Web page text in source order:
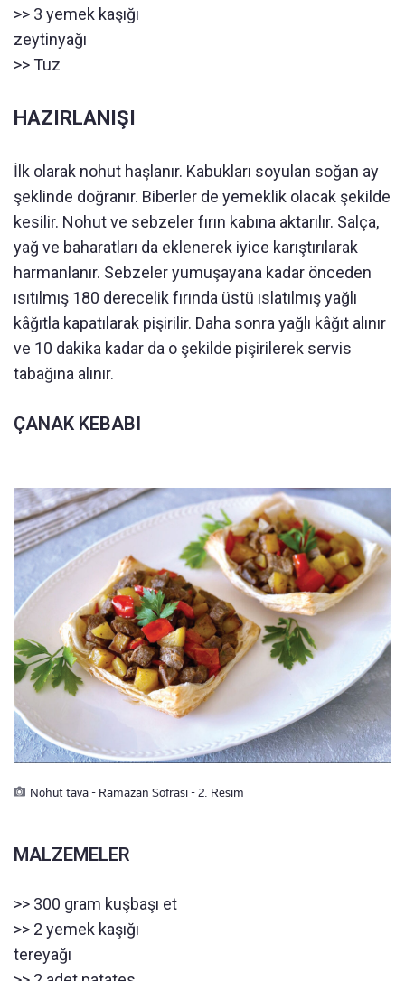
>> 3 yemek kaşığı
zeytinyağı
>> Tuz
HAZIRLANIŞI
İlk olarak nohut haşlanır. Kabukları soyulan soğan ay
şeklinde doğranır. Biberler de yemeklik olacak şekilde
kesilir. Nohut ve sebzeler fırın kabına aktarılır. Salça,
yağ ve baharatları da eklenerek iyice karıştırılarak
harmanlanır. Sebzeler yumuşayana kadar önceden
ısıtılmış 180 derecelik fırında üstü ıslatılmış yağlı
kâğıtla kapatılarak pişirilir. Daha sonra yağlı kâğıt alınır
ve 10 dakika kadar da o şekilde pişirilerek servis
tabağına alınır.
ÇANAK KEBABI
Nohut tava - Ramazan Sofrası - 2. Resim
MALZEMELER
>> 300 gram kuşbaşı et
>> 2 yemek kaşığı
tereyağı